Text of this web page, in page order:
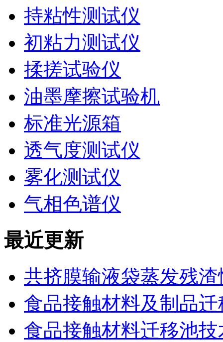
持粘性测试仪
初粘力测试仪
揉搓试验仪
油墨摩擦试验机
标准光源箱
透气度测试仪
雾化测试仪
气相色谱仪
最近更新
共挤膜输液袋蒸发残
食品接触材料及制品
食品接触材料迁移池